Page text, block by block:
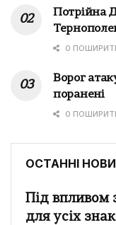
Потрійна
0
Ворог
поранені
0
ОСТАННІ
Під впливом
для усіх